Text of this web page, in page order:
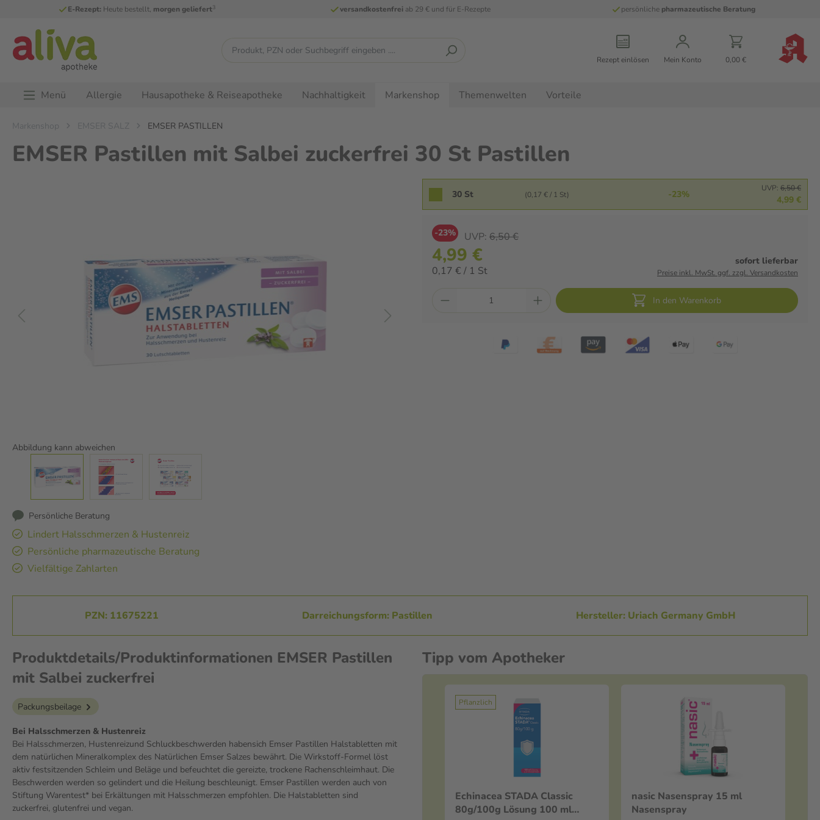
E-Rezept: Heute bestellt, morgen geliefert3 versandkostenfreiab 29 € und für E-Rezepte persönliche pharmazeutische Beratung
Rezept einlösen Mein Konto 0,00 €
Menü Allergie Hausapotheke & Reiseapotheke Nachhaltigkeit Markenshop Themenwelten Vorteile
Markenshop EMSER SALZ EMSER PASTILLEN
EMSER Pastillen mit Salbei zuckerfrei 30 St Pastillen
Abbildung kann abweichen
Persönliche Beratung
Lindert Halsschmerzen & Hustenreiz
Persönliche pharmazeutische Beratung
Vielfältige Zahlarten
30 St (0,17 € / 1 St) -23%
UVP: 6,50 €
4,99 €
-23% UVP: 6,50 €
4,99 €
0,17 € / 1 St
sofort lieferbar
Preise inkl. MwSt. ggf. zzgl. Versandkosten
In den Warenkorb
PZN: 11675221 Darreichungsform: Pastillen Hersteller: Uriach Germany GmbH
Produktdetails/Produktinformationen EMSER Pastillen
mit Salbei zuckerfrei
Packungsbeilage
Bei Halsschmerzen & Hustenreiz
Bei Halsschmerzen, Hustenreizund Schluckbeschwerden habensich Emser Pastillen Halstabletten mit
dem natürlichen Mineralkomplex des Natürlichen Emser Salzes bewährt. Die Wirkstoff-Formel löst
aktiv festsitzenden Schleim und Beläge und befeuchtet die gereizte, trockene Rachenschleimhaut. Die
Beschwerden werden so gelindert und die Heilung beschleunigt. Emser Pastillen werden auch von
Stiftung Warentest* bei Erkältungen mit Halsschmerzen empfohlen. Die Halstabletten sind
zuckerfrei, glutenfrei und vegan.
Tipp vom Apotheker
Pflanzlich
Echinacea STADA Classic
80g/100g Lösung 100 ml
nasic Nasenspray 15 ml
Nasenspray